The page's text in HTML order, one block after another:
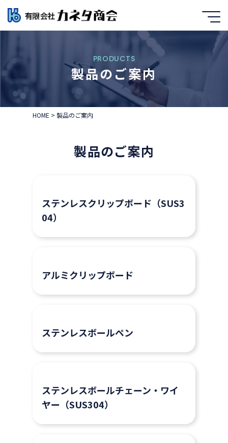
PRODUCTS
製品のご案内
HOME > 製品のご案内
製品のご案内
ステンレスクリップボード（SUS3
04）
アルミクリップボード
ステンレスボールペン
ステンレスボールチェーン・ワイ
ヤー（SUS304）